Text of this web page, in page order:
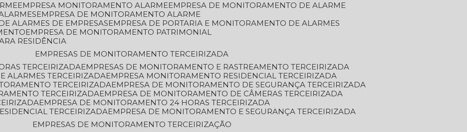
EMPRESA MONITORAMENTO ALARME
EMPRESA DE MONITORAMENTO DE ALARME
EMPRESA DE MONITORAMENTO ALARME
ALARMES DE EMPRESAS
EMPRESA DE PORTARIA E MONITORAMENTO DE ALARMES
EMPRESA DE MONITORAMENTO PATRIMONIAL
RESIDÊNCIA
EMPRESAS DE MONITORAMENTO TERCEIRIZADA
TERCEIRIZADA
EMPRESAS DE MONITORAMENTO E RASTREAMENTO TERCEIRIZADA
ALARMES TERCEIRIZADA
EMPRESA MONITORAMENTO RESIDENCIAL TERCEIRIZADA
TERCEIRIZADA
EMPRESA DE MONITORAMENTO DE SEGURANÇA TERCEIRIZADA
TERCEIRIZADA
EMPRESA DE MONITORAMENTO DE CÂMERAS TERCEIRIZADA
EMPRESA DE MONITORAMENTO 24 HORAS TERCEIRIZADA
TERCEIRIZADA
EMPRESA DE MONITORAMENTO E SEGURANÇA TERCEIRIZADA
EMPRESAS DE MONITORAMENTO TERCEIRIZAÇÃO